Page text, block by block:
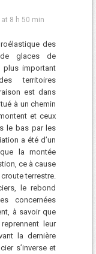
8 h 50 min
des
de glaces de
plus important
territoires
est dans
à un chemin
et ceux
le bas par les
a été d’un
la montée
ce à cause
terrestre.
le rebond
concernées
à savoir que
leur
la dernière
s’inverse et